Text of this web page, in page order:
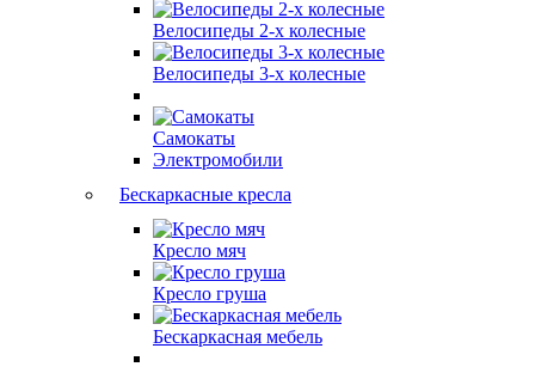
Велосипеды 2-х колесные
Велосипеды 3-х колесные
Самокаты
Электромобили
Бескаркасные кресла
Кресло мяч
Кресло груша
Бескаркасная мебель